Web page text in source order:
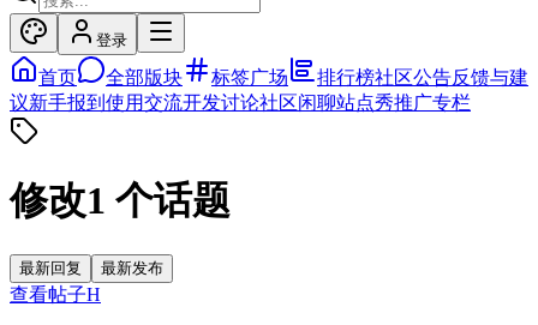
登录
首页 全部版块 标签广场 排行榜社区公告反馈与建
议新手报到 使用交流开发讨论社区闲聊站点秀推广专栏
修改1 个话题
最新回复 最新发布
查看帖子H